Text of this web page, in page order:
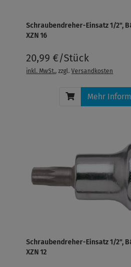
Schraubendreher-Einsatz 1/2",
XZN 16
20,99 €/Stück
inkl. MwSt., zzgl.Versandkosten
Mehr
Schraubendreher-Einsatz 1/2",
XZN 12